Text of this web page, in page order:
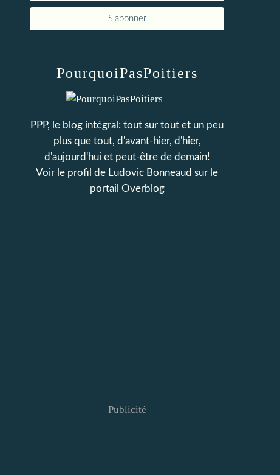
PourquoiPasPoitiers
PPP, le blog intégral: tout sur tout et un peu
plus que tout, d'avant-hier, d'hier,
d'aujourd'hui et peut-être de demain!
Voir le profil de Ludovic Bonneaud sur le
portail Overblog
Publicité